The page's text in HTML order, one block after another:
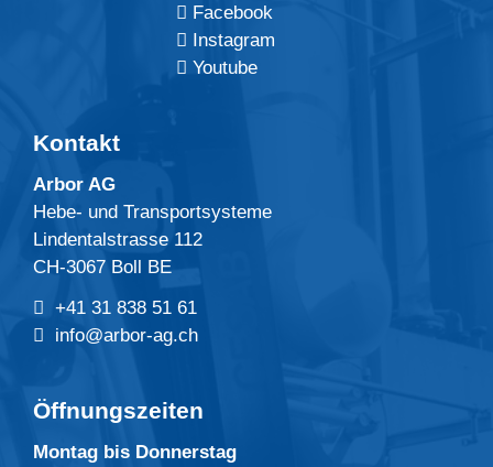
Facebook
Instagram
Youtube
Kontakt
Arbor AG
Hebe- und Transportsysteme
Lindentalstrasse 112
CH-3067 Boll BE
+41 31 838 51 61
info@arbor-ag.ch
Öffnungszeiten
Montag bis Donnerstag